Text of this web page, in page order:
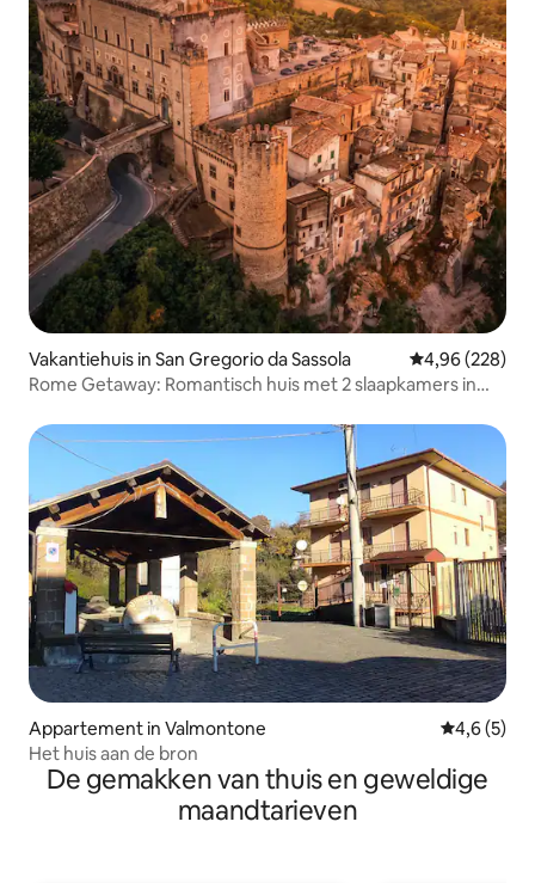
Vakantiehuis in San Gregorio da Sassola Gemiddelde
4,96 (228)
Rome Getaway: Romantisch huis met 2 slaapkamers in
Appartement in Valmontone
4,6 (5)
Het huis aan de bron
De gemakken van thuis en geweldige
maandtarieven